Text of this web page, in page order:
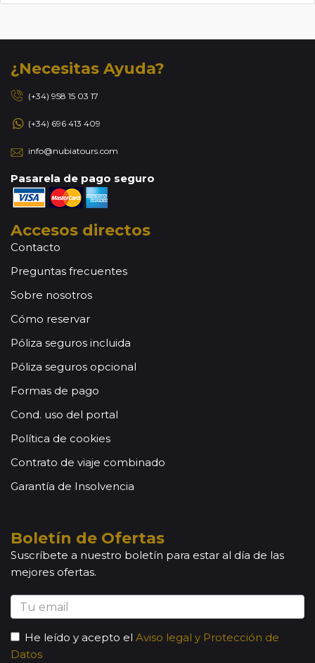
¿Necesitas Ayuda?
(+34) 958 15 03 17
(+34) 696 413 409
info@nubiatours.com
Pasarela de pago seguro
Accesos directos
Contacto
Preguntas frecuentes
Sobre nosotros
Cómo reservar
Póliza seguros incluida
Póliza seguros opcional
Formas de pago
Cond. uso del portal
Política de cookies
Contrato de viaje combinado
Garantía de Insolvencia
Boletín de Ofertas
Suscríbete a nuestro boletín para estar al día de las
mejores ofertas.
He leído y acepto el Aviso legal y Protección de
Datos